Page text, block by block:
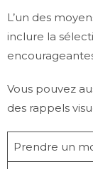
L’un des
inclure la
Vous pouvez
des rappels
Prendre un